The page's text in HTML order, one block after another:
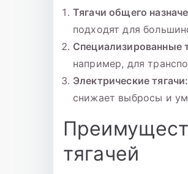
Тягачи общего
подходят для
Специализированные
например, для
Электрические тягачи:
снижает выбросы и
тягачей